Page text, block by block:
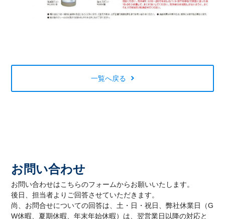
一覧へ戻る
お問い合わせ
お問い合わせはこちらのフォームからお願いいたします。
後日、担当者よりご回答させていただきます。
尚、お問合せについての回答は、土・日・祝日、弊社休業日（G
W休暇、夏期休暇、年末年始休暇）は、翌営業日以降の対応と